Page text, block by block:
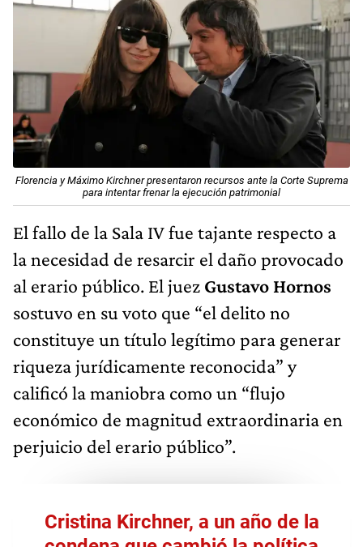
Florencia y Máximo Kirchner presentaron recursos ante la Corte Suprema
para intentar frenar la ejecución patrimonial
El fallo de la Sala IV fue tajante respecto a
la necesidad de resarcir el daño provocado
al erario público. El juez Gustavo Hornos
sostuvo en su voto que “el delito no
constituye un título legítimo para generar
riqueza jurídicamente reconocida” y
calificó la maniobra como un “flujo
económico de magnitud extraordinaria en
perjuicio del erario público”.
Cristina Kirchner, a un año de la